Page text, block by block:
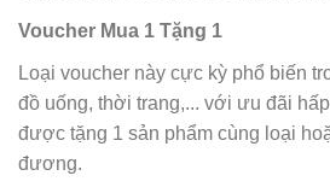
Voucher Mua 1 Tặng 1
Loại voucher này cực kỳ phổ biến
đồ uống, thời trang,... với ưu đãi
được tặng 1 sản phẩm cùng loại
đương.